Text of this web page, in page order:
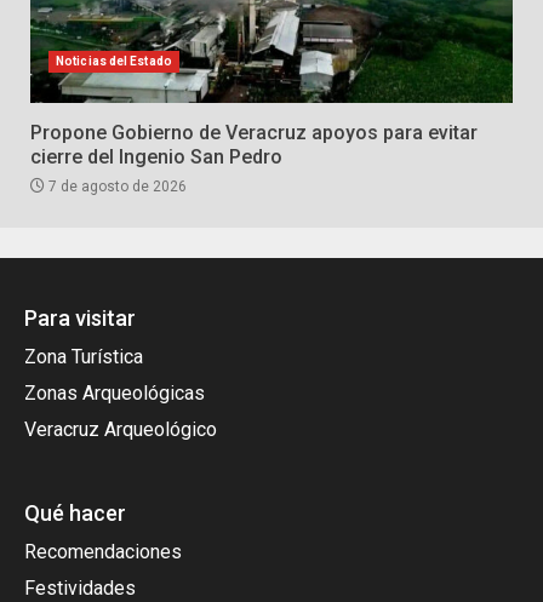
Noticias del Estado
Propone Gobierno de Veracruz apoyos para evitar
cierre del Ingenio San Pedro
7 de agosto de 2026
Para visitar
Zona Turística
Zonas Arqueológicas
Veracruz Arqueológico
Qué hacer
Recomendaciones
Festividades